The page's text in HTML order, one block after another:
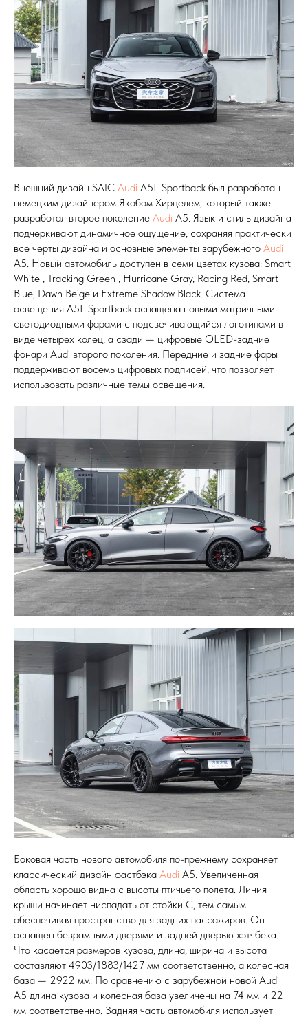
Внешний дизайн SAIC Audi A5L Sportback был разработан
немецким дизайнером Якобом Хирцелем, который также
разработал второе поколение Audi A5. Язык и стиль дизайна
подчеркивают динамичное ощущение, сохраняя практически
все черты дизайна и основные элементы зарубежного Audi
A5. Новый автомобиль доступен в семи цветах кузова: Smart
White , Tracking Green , Hurricane Gray, Racing Red, Smart
Blue, Dawn Beige и Extreme Shadow Black. Система
освещения A5L Sportback оснащена новыми матричными
светодиодными фарами с подсвечивающийся логотипами в
виде четырех колец, а сзади — цифровые OLED-задние
фонари Audi второго поколения. Передние и задние фары
поддерживают восемь цифровых подписей, что позволяет
использовать различные темы освещения.
Боковая часть нового автомобиля по-прежнему сохраняет
классический дизайн фастбэка Audi A5. Увеличенная
область хорошо видна с высоты птичьего полета. Линия
крыши начинает ниспадать от стойки C, тем самым
обеспечивая пространство для задних пассажиров. Он
оснащен безрамными дверями и задней дверью хэтчбека.
Что касается размеров кузова, длина, ширина и высота
составляют 4903/1883/1427 мм соответственно, а колесная
база — 2922 мм. По сравнению с зарубежной новой Audi
A5 длина кузова и колесная база увеличены на 74 мм и 22
мм соответственно. Задняя часть автомобиля использует